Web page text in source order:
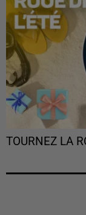
TOURNEZ LA